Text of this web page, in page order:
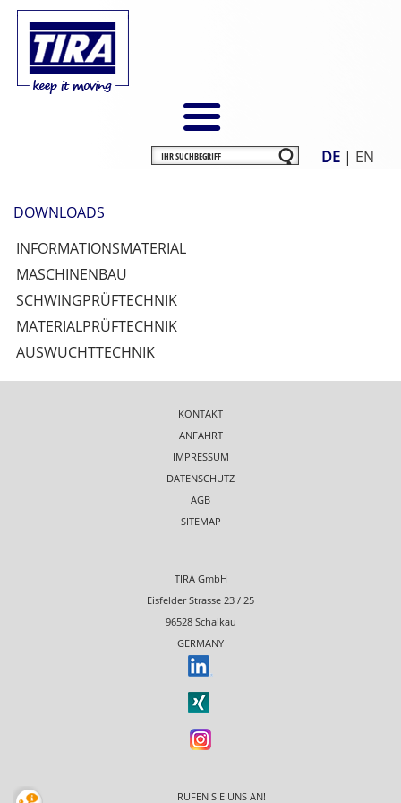
DE | EN
DOWNLOADS
INFORMATIONSMATERIAL
MASCHINENBAU
SCHWINGPRÜFTECHNIK
MATERIALPRÜFTECHNIK
AUSWUCHTTECHNIK
KONTAKT
ANFAHRT
IMPRESSUM
DATENSCHUTZ
AGB
SITEMAP
TIRA GmbH
Eisfelder Strasse 23 / 25
96528 Schalkau
GERMANY
RUFEN SIE UNS AN!